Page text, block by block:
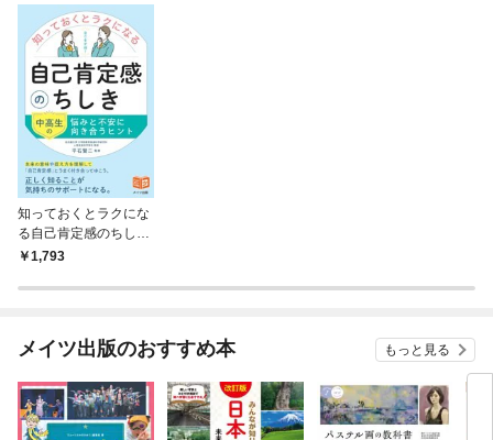
知っておくとラクにな
る自己肯定感のちしき
中高生の悩みと不安に
1,793
メイツ出版のおすすめ本 もっと見る